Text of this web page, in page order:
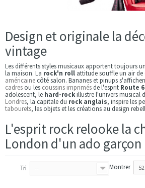
Design et originale la
vintage
Les différents styles musicaux apportent toujours
la maison. La rock'n roll attitude souffle un air de
américaine côté salon. Bananes et pinups
cadres ou les coussins imprimés de l'esprit Route
adolescent, le hard-rockillustre l'univers musical
Londres, la capitale du rock anglais, inspire les
tabourets, les objets et les créations au design
L'esprit rock relooke la
London d'un ado garçon
Tri -- Montrer 52